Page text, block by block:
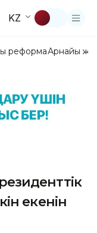
KZ
реформаАрнайы
екенін